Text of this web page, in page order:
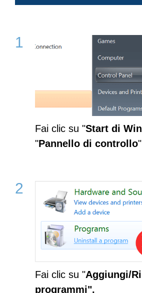
Fai clic su "Start di
"Pannello di controllo
Fai clic su "Aggiungi/
programmi".